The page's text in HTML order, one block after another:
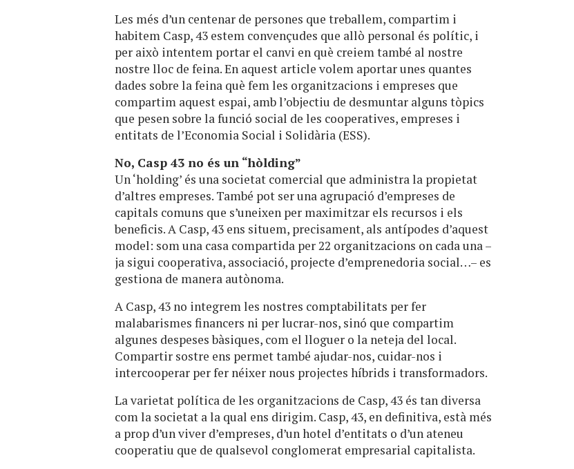
Les més d’un centenar de persones que treballem, compartim i
habitem Casp, 43 estem convençudes que allò personal és polític, i
per això intentem portar el canvi en què creiem també al nostre
nostre lloc de feina. En aquest article volem aportar unes quantes
dades sobre la feina què fem les organitzacions i empreses que
compartim aquest espai, amb l’objectiu de desmuntar alguns tòpics
que pesen sobre la funció social de les cooperatives, empreses i
entitats de l’Economia Social i Solidària (ESS).
No, Casp 43 no és un “hòlding”
Un ‘holding’ és una societat comercial que administra la propietat
d’altres empreses. També pot ser una agrupació d’empreses de
capitals comuns que s’uneixen per maximitzar els recursos i els
beneficis. A Casp, 43 ens situem, precisament, als antípodes d’aquest
model: som una casa compartida per 22 organitzacions on cada una –
ja sigui cooperativa, associació, projecte d’emprenedoria social…– es
gestiona de manera autònoma.
A Casp, 43 no integrem les nostres comptabilitats per fer
malabarismes financers ni per lucrar-nos, sinó que compartim
algunes despeses bàsiques, com el lloguer o la neteja del local.
Compartir sostre ens permet també ajudar-nos, cuidar-nos i
intercooperar per fer néixer nous projectes híbrids i transformadors.
La varietat política de les organitzacions de Casp, 43 és tan diversa
com la societat a la qual ens dirigim. Casp, 43, en definitiva, està més
a prop d’un viver d’empreses, d’un hotel d’entitats o d’un ateneu
cooperatiu que de qualsevol conglomerat empresarial capitalista.